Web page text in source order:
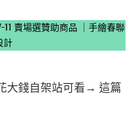
11 賣場選贊助商品
手繪春聯
計
大錢自架站可看→ 這篇